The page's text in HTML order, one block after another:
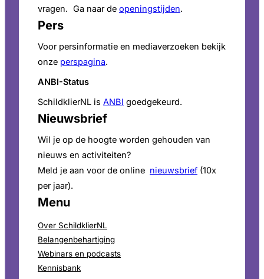
vragen. Ga naar de openingstijden.
Pers
Voor persinformatie en mediaverzoeken bekijk
onze perspagina.
ANBI-Status
SchildklierNL is ANBI goedgekeurd.
Nieuwsbrief
Wil je op de hoogte worden gehouden van
nieuws en activiteiten?
Meld je aan voor de online nieuwsbrief (10x
per jaar).
Menu
Over SchildklierNL
Belangenbehartiging
Webinars en podcasts
Kennisbank